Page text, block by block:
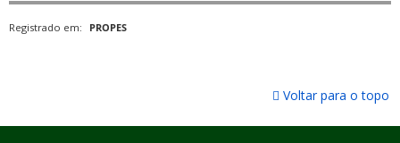
Registrado em: PROPES
Voltar para o topo